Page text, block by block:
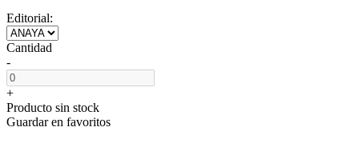
Editorial:
Cantidad
-
+
Producto sin stock
Guardar en favoritos